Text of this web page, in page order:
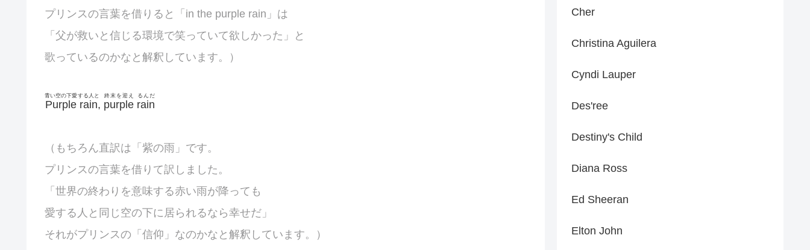
プリンスの言葉を借りると「in the purple rain」は
「父が救いと信じる環境で笑っていて欲しかった」と
歌っているのかなと解釈しています。）
Purple
青い空の下愛
rain
する人と
, purple
終末を迎え
rain
るんだ
（もちろん直訳は「紫の雨」です。
プリンスの言葉を借りて訳しました。
「世界の終わりを意味する赤い雨が降っても
愛する人と同じ空の下に居られるなら幸せだ」
それがプリンスの「信仰」なのかなと解釈しています。）
Cher
Christina Aguilera
Cyndi Lauper
Des'ree
Destiny's Child
Diana Ross
Ed Sheeran
Elton John